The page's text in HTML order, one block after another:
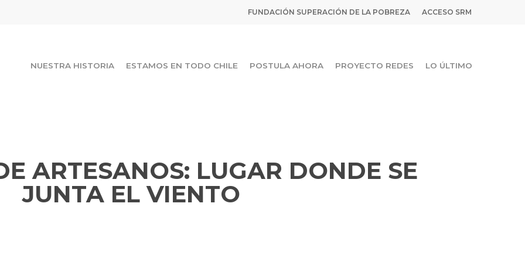
FUNDACIÓN SUPERACIÓN DE LA POBREZA ACCESO SRM
NUESTRA HISTORIA ESTAMOS EN TODO CHILE POSTULA AHORA PROYECTO REDES LO ÚLTIMO
ARTESANOS: LUGAR DONDE SE
JUNTA EL VIENTO